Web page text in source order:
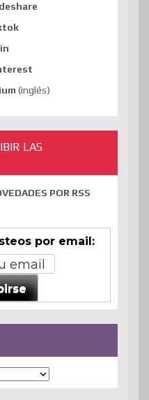
(inglés)
LAS
POR RSS
por email: